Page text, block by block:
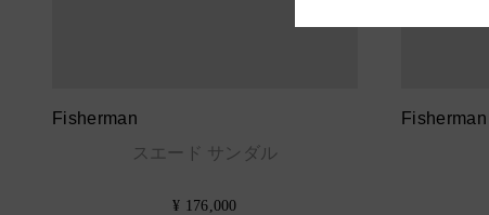
Fisherman
スエード サンダル
¥ 176,000